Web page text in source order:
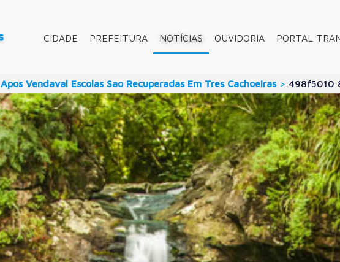
CIDADE PREFEITURA NOTÍCIAS OUVIDORIA PORTAL
Apos Vendaval Escolas Sao Recuperadas Em Tres Cachoeiras > 498f5010